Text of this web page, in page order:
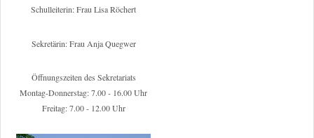
Schulleiterin: Frau Lisa Röchert
Sekretärin: Frau Anja Quegwer
Öffnungszeiten des Sekretariats
Montag-Donnerstag: 7.00 - 16.00 Uhr
Freitag: 7.00 - 12.00 Uhr